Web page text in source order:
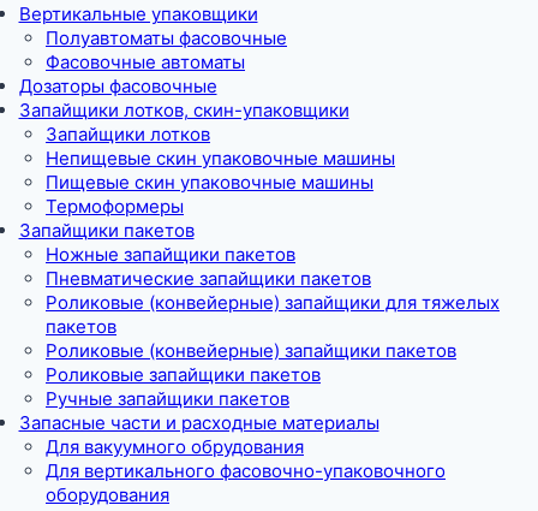
Вертикальные упаковщики
Полуавтоматы фасовочные
Фасовочные автоматы
Дозаторы фасовочные
Запайщики лотков, скин-упаковщики
Запайщики лотков
Непищевые скин упаковочные машины
Пищевые скин упаковочные машины
Термоформеры
Запайщики пакетов
Ножные запайщики пакетов
Пневматические запайщики пакетов
Роликовые (конвейерные) запайщики для тяжелых
пакетов
Роликовые (конвейерные) запайщики пакетов
Роликовые запайщики пакетов
Ручные запайщики пакетов
Запасные части и расходные материалы
Для вакуумного обрудования
Для вертикального фасовочно-упаковочного
оборудования